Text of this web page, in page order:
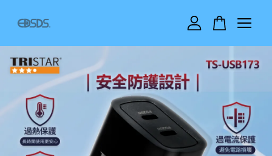
您的購物車目前還是空的。
繼續購物